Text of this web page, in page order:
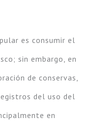
es consumir el
sin embargo, en
de conservas,
del uso del
en